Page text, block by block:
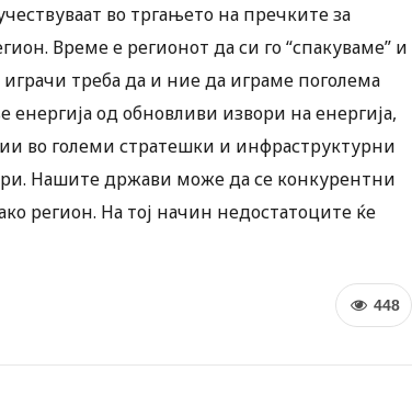
во тргањето на пречките за
Време е регионот да си го “спакуваме” и
треба да и ние да играме поголема
од обновливи извори на енергија,
во големи стратешки и инфраструктурни
Нашите држави може да се конкурентни
регион. На тој начин недостатоците ќе
448